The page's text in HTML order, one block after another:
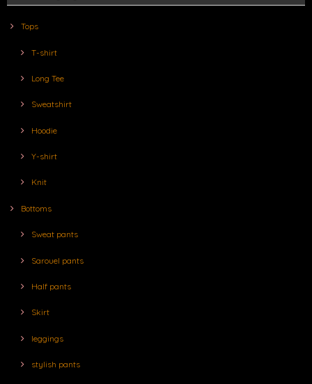
Tops
T-shirt
Long Tee
Sweatshirt
Hoodie
Y-shirt
Knit
Bottoms
Sweat pants
Sarouel pants
Half pants
Skirt
leggings
stylish pants